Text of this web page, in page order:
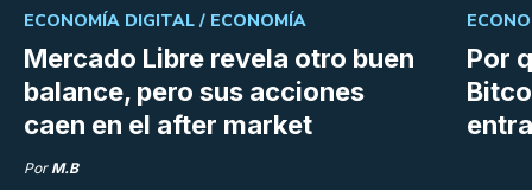
Mercado Libre revela otro buen
balance, pero sus acciones
caen en el after market
ECONOMÍA DIGITAL / ECONOMÍA
Por M.B
Por